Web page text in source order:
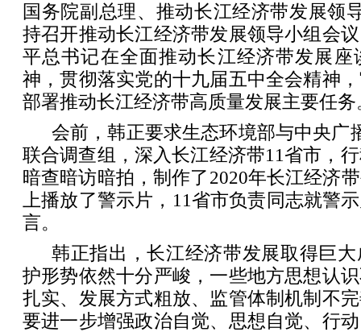
国务院副总理、推动长江经济带发展领
持召开推动长江经济带发展领导小组会
平总书记在全面推动长江经济带发展座
神，贯彻落实党的十九届五中全会精神
部署推动长江经济带高质量发展主要任务
会前，韩正要求生态环境部与中央广
联合调查组，深入长江经济带11省市，
暗查暗访暗拍，制作了2020年长江经济
上播放了警示片，11省市负责同志就警
言。
韩正指出，长江经济带发展取得巨
护形势依然十分严峻，一些地方思想认
扎实、发展方式粗放、监管体制机制不
要进一步增强政治自觉、思想自觉、行